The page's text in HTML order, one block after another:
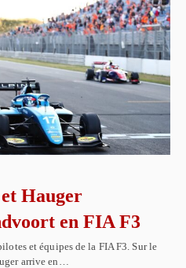
Hauger
en FIA F3
et équipes de la FIA F3. Sur le
arrive en…